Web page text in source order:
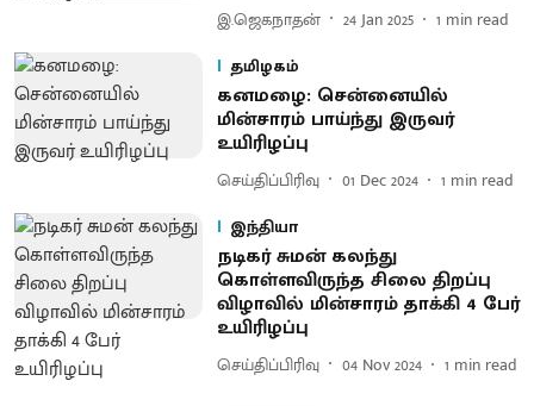
இ.ஜெகநாதன் 24 Jan 2025 1 min read
தமிழகம்
கனமழை: சென்னையில்
மின்சாரம் பாய்ந்து இருவர்
உயிரிழப்பு
செய்திப்பிரிவு 01 Dec 2024 1 min read
இந்தியா
நடிகர் சுமன் கலந்து
கொள்ளவிருந்த சிலை திறப்பு
விழாவில் மின்சாரம் தாக்கி 4 பேர்
உயிரிழப்பு
செய்திப்பிரிவு 04 Nov 2024 1 min read